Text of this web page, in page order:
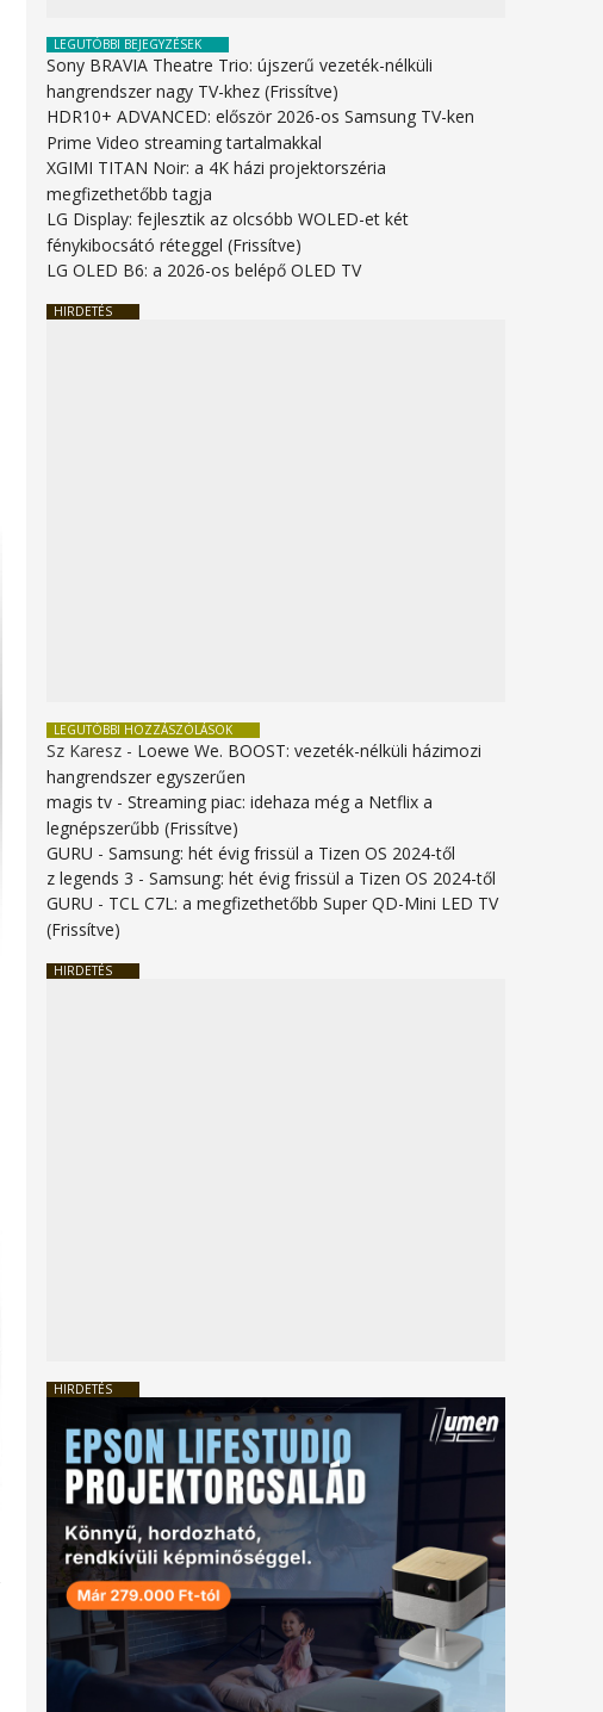
LEGUTÓBBI BEJEGYZÉSEK
Sony BRAVIA Theatre Trio: újszerű vezeték-nélküli
hangrendszer nagy TV-khez (Frissítve)
HDR10+ ADVANCED: először 2026-os Samsung TV-ken
Prime Video streaming tartalmakkal
XGIMI TITAN Noir: a 4K házi projektorszéria
megfizethetőbb tagja
LG Display: fejlesztik az olcsóbb WOLED-et két
fénykibocsátó réteggel (Frissítve)
LG OLED B6: a 2026-os belépő OLED TV
HIRDETÉS
LEGUTÓBBI HOZZÁSZÓLÁSOK
Sz Karesz - Loewe We. BOOST: vezeték-nélküli házimozi
hangrendszer egyszerűen
magis tv -Streaming piac: idehaza még a Netflix a
legnépszerűbb (Frissítve)
GURU -Samsung: hét évig frissül a Tizen OS 2024-től
z legends 3 -Samsung: hét évig frissül a Tizen OS 2024-től
GURU - TCL C7L: a megfizethetőbb Super QD-Mini LED TV
(Frissítve)
HIRDETÉS
HIRDETÉS